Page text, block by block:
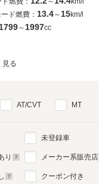
ド燃費： 13.4～ 15km/l
1799～ 1997cc
見る
AT/CVT MT
り
未登録車
メーカー系販売店
クーポン付き